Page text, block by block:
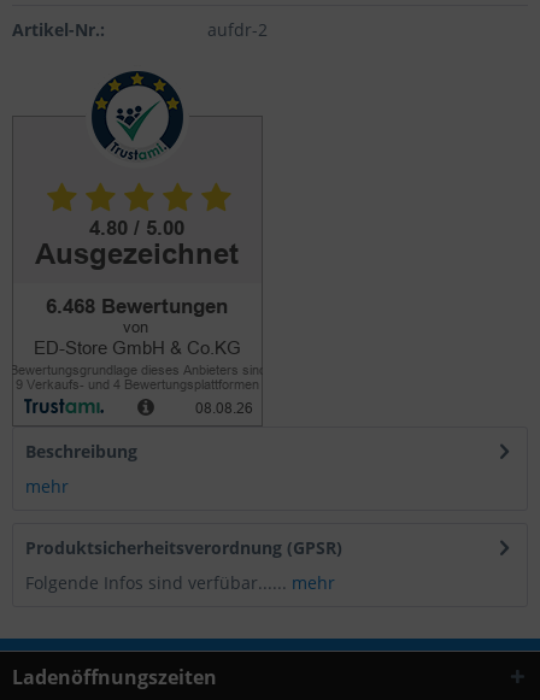
Artikel-Nr.: aufdr-2
Beschreibung
mehr
Produktsicherheitsverordnung (GPSR)
Folgende Infos sind verfübar...... mehr
Ladenöffnungszeiten